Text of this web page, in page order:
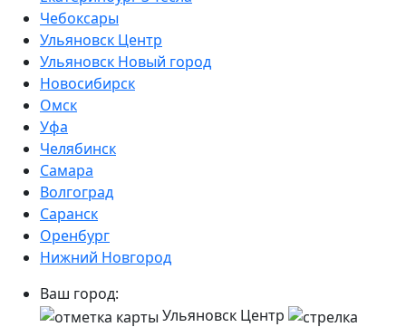
Чебоксары
Ульяновск Центр
Ульяновск Новый город
Новосибирск
Омск
Уфа
Челябинск
Самара
Волгоград
Саранск
Оренбург
Нижний Новгород
Ваш город:
Ульяновск Центр